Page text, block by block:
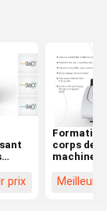
prix
Formation
corps de
machine
de petit
Meilleur